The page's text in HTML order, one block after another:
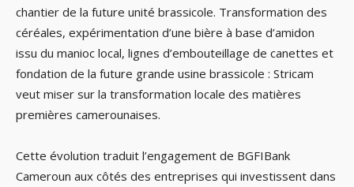
chantier de la future unité brassicole. Transformation des
céréales, expérimentation d’une bière à base d’amidon
issu du manioc local, lignes d’embouteillage de canettes et
fondation de la future grande usine brassicole : Stricam
veut miser sur la transformation locale des matières
premières camerounaises.
Cette évolution traduit l’engagement de BGFIBank
Cameroun aux côtés des entreprises qui investissent dans